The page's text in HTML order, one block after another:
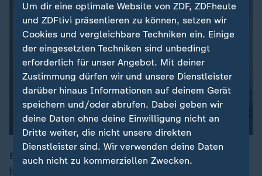
Einst war Alexander Dobrindt polternder CSU-Politiker,
jetzt agiert er oft verbindlich und verbindend. Ist er
Um dir eine optimale Website von ZDF, ZDFheute
und ZDFtivi präsentieren zu können, setzen wir
Cookies und vergleichbare Techniken ein. Einige
der eingesetzten Techniken sind unbedingt
erforderlich für unser Angebot. Mit deiner
Zustimmung dürfen wir und unsere Dienstleister
darüber hinaus Informationen auf deinem Gerät
speichern und/oder abrufen. Dabei geben wir
deine Daten ohne deine Einwilligung nicht an
Dritte weiter, die nicht unsere direkten
Dienstleister sind. Wir verwenden deine Daten
auch nicht zu kommerziellen Zwecken.